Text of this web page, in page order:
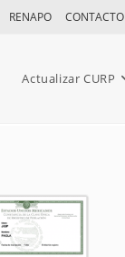
RENAPO CONTACTO
Actualizar CURP